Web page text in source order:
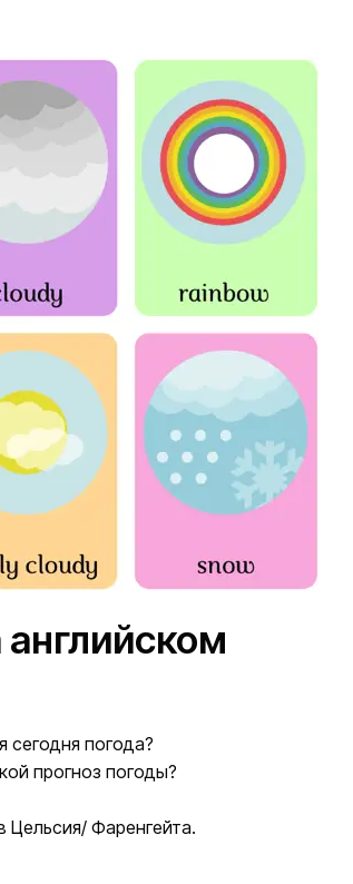
сегодня погода?
прогноз погоды?
Цельсия/ Фаренгейта.